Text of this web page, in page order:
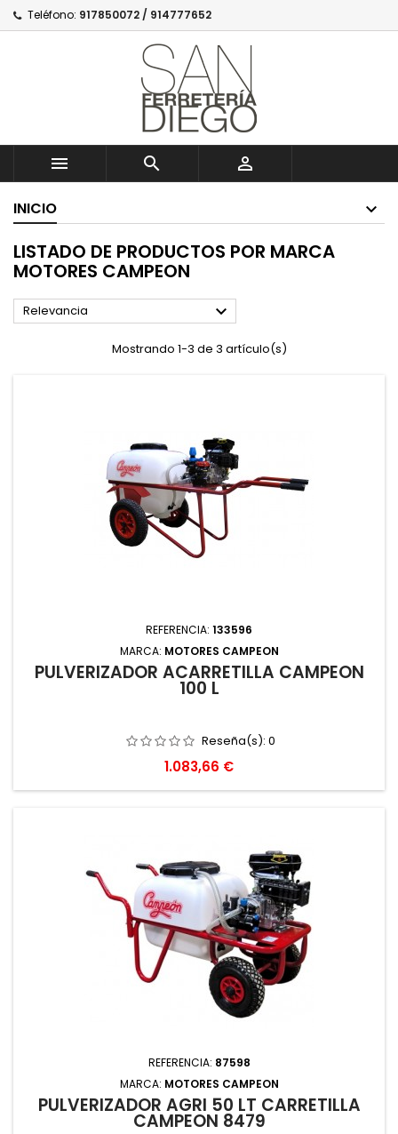
Teléfono: 917850072 / 914777652
  
INICIO
LISTADO DE PRODUCTOS POR MARCA
MOTORES CAMPEON
Relevancia 
Mostrando 1-3 de 3 artículo(s)
REFERENCIA: 133596
MARCA: MOTORES CAMPEON
PULVERIZADOR ACARRETILLA CAMPEON
100 L
Reseña(s): 0
Precio
1.083,66 €
REFERENCIA: 87598
MARCA: MOTORES CAMPEON
PULVERIZADOR AGRI 50 LT CARRETILLA
CAMPEON 8479